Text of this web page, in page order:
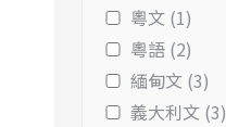
粵文 (1)
粵語 (2)
緬甸文 (3)
義大利文 (3)